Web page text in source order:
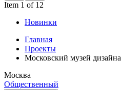
Item 1 of 12
Новинки
Главная
Проекты
Московский музей дизайна
Москва
Общественный